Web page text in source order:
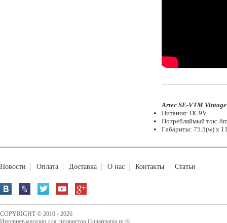
Artec SE-VTM
Питания: DC9V
Потребляймый ток:
Габариты: 75.5(w) x
Новости Оплата Доставка О нас Контакты Статьи
COPYRIGHT © 2010 - 2026
Интернет-магазин для гитаристов Guitarmania.ru ®